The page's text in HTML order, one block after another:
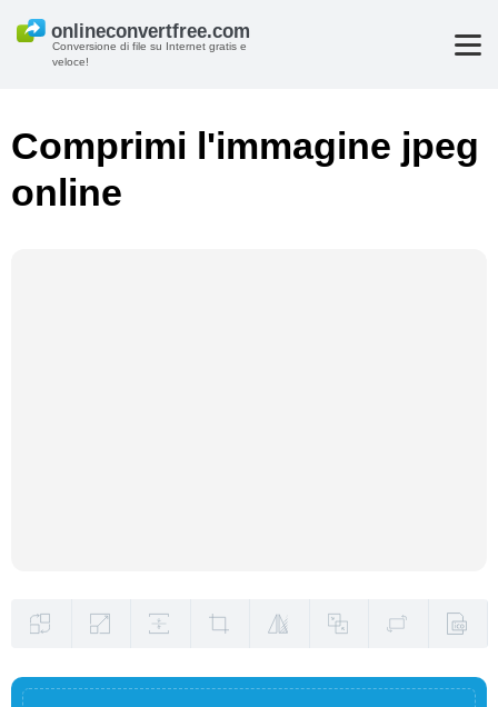
Conversione di file su Internet gratis e
veloce!
Comprimi l'immagine jpeg
online